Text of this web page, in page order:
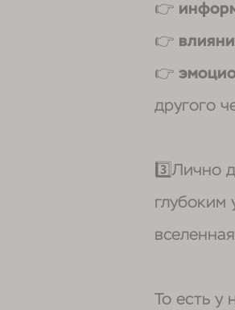
👉
👉
👉
другого
3️⃣Лично
глубоким
То есть у